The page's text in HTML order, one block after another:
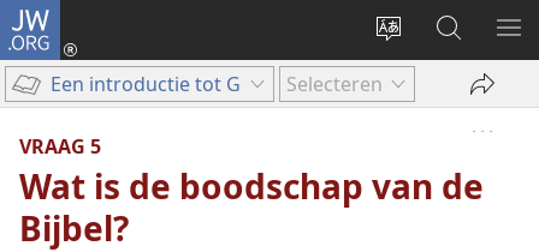
JW.ORG
Taal
site
wijzigen
Inloggen
(opent
nieuw
venster)
Zoeken
JW.ORG
Een introductie tot Gods Woord
Selecteren
VRAAG 5
Wat is de boodschap van de
Bijbel?